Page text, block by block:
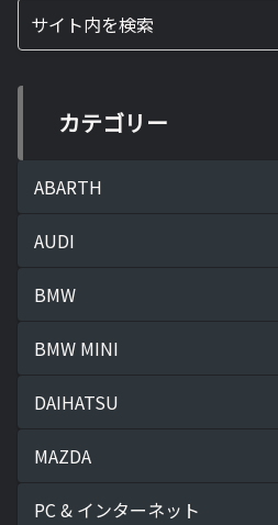
カテゴリー
ABARTH
AUDI
BMW
BMW MINI
DAIHATSU
MAZDA
PC & インターネット